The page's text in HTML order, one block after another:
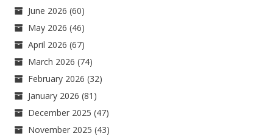
June 2026 (60)
May 2026 (46)
April 2026 (67)
March 2026 (74)
February 2026 (32)
January 2026 (81)
December 2025 (47)
November 2025 (43)